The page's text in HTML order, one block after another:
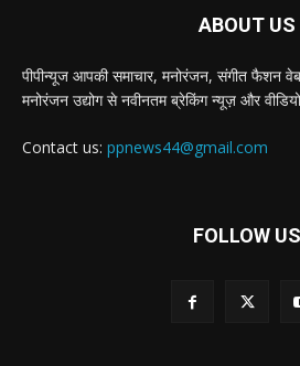
ABOUT US
पीपीन्यूज आपकी समाचार, मनोरंजन, संगीत फैशन
मनोरंजन उद्योग से नवीनतम ब्रेकिंग न्यूज़ और
Contact us: ppnews44@gmail.com
FOLLOW US